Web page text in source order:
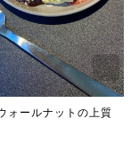
ォールナットの上質